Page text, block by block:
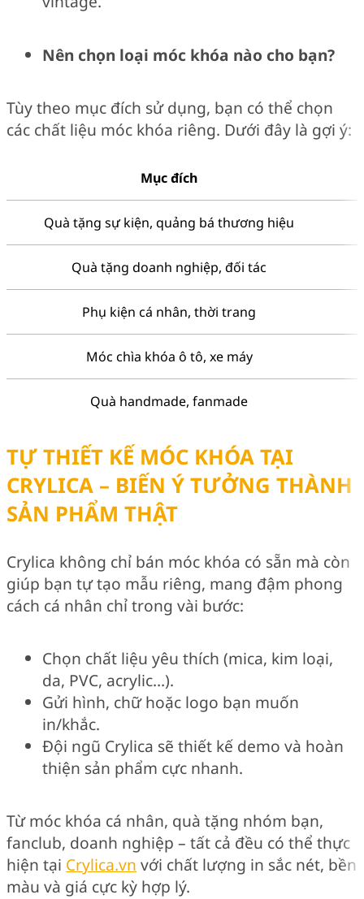
Nên chọn loại móc khóa nào cho bạn?
Tùy theo mục đích sử dụng, bạn có thể chọn
các chất liệu móc khóa riêng. Dưới đây là gợi ý:
Mục đích
Quà tặng sự kiện, quảng bá thương hiệu
Quà tặng doanh nghiệp, đối tác
Phụ kiện cá nhân, thời trang
Móc chìa khóa ô tô, xe máy
Quà handmade, fanmade
TỰ THIẾT KẾ MÓC KHÓA TẠI
CRYLICA – BIẾN Ý TƯỞNG THÀNH
SẢN PHẨM THẬT
Crylica không chỉ bán móc khóa có sẵn mà còn
giúp bạn tự tạo mẫu riêng, mang đậm phong
cách cá nhân chỉ trong vài bước:
Chọn chất liệu yêu thích (mica, kim loại,
da, PVC, acrylic…).
Gửi hình, chữ hoặc logo bạn muốn
in/khắc.
Đội ngũ Crylica sẽ thiết kế demo và hoàn
thiện sản phẩm cực nhanh.
Từ móc khóa cá nhân, quà tặng nhóm bạn,
fanclub, doanh nghiệp – tất cả đều có thể thực
hiện tại Crylica.vn với chất lượng in sắc nét, bền
màu và giá cực kỳ hợp lý.